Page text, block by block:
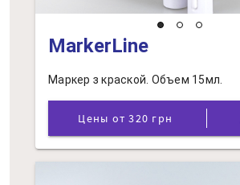
MarkerLine
Маркер з краской. Объем 15мл.
Цены от 320 грн